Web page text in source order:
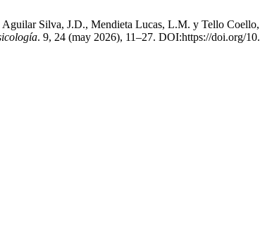
Silva, J.D., Mendieta Lucas, L.M. y Tello
. 9, 24 (may 2026), 11–27. DOI:https://doi.org/